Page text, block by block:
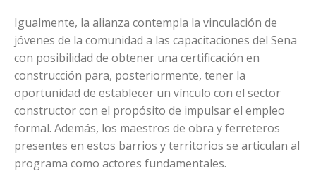
Igualmente, la alianza contempla la vinculación de
jóvenes de la comunidad a las capacitaciones del Sena
con posibilidad de obtener una certificación en
construcción para, posteriormente, tener la
oportunidad de establecer un vínculo con el sector
constructor con el propósito de impulsar el empleo
formal. Además, los maestros de obra y ferreteros
presentes en estos barrios y territorios se articulan al
programa como actores fundamentales.